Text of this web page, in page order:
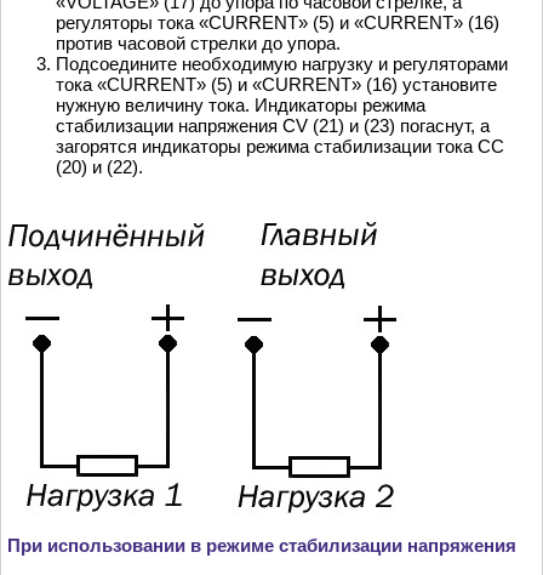
регуляторы тока «CURRENT» (5) и «CURRENT» (16)
против часовой стрелки до упора.
Подсоедините необходимую нагрузку и регуляторами
тока «CURRENT» (5) и «CURRENT» (16) установите
нужную величину тока. Индикаторы режима
стабилизации напряжения CV (21) и (23) погаснут, а
загорятся индикаторы режима стабилизации тока CC
(20) и (22).
При использовании в режиме стабилизации напряжения